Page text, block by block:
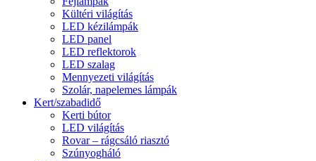
Kültéri világítás
LED kézilámpák
LED panel
LED reflektorok
LED szalag
Mennyezeti világítás
Szolár, napelemes lámpák
Kert/szabadidő
Kerti bútor
LED világítás
Rovar – rágcsáló riasztó
Szúnyogháló